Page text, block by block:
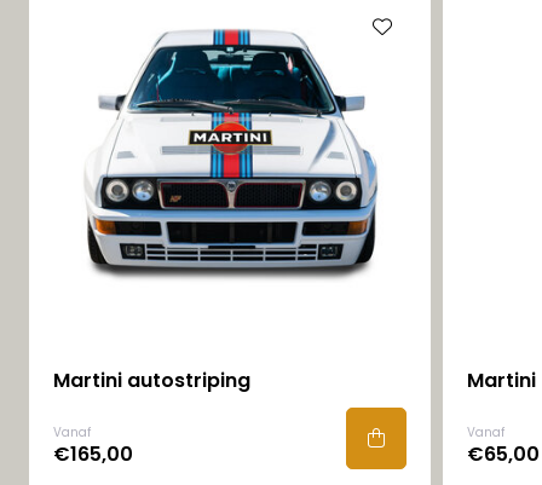
Martini autostriping
Vanaf
€165,00
Vanaf
€65,00